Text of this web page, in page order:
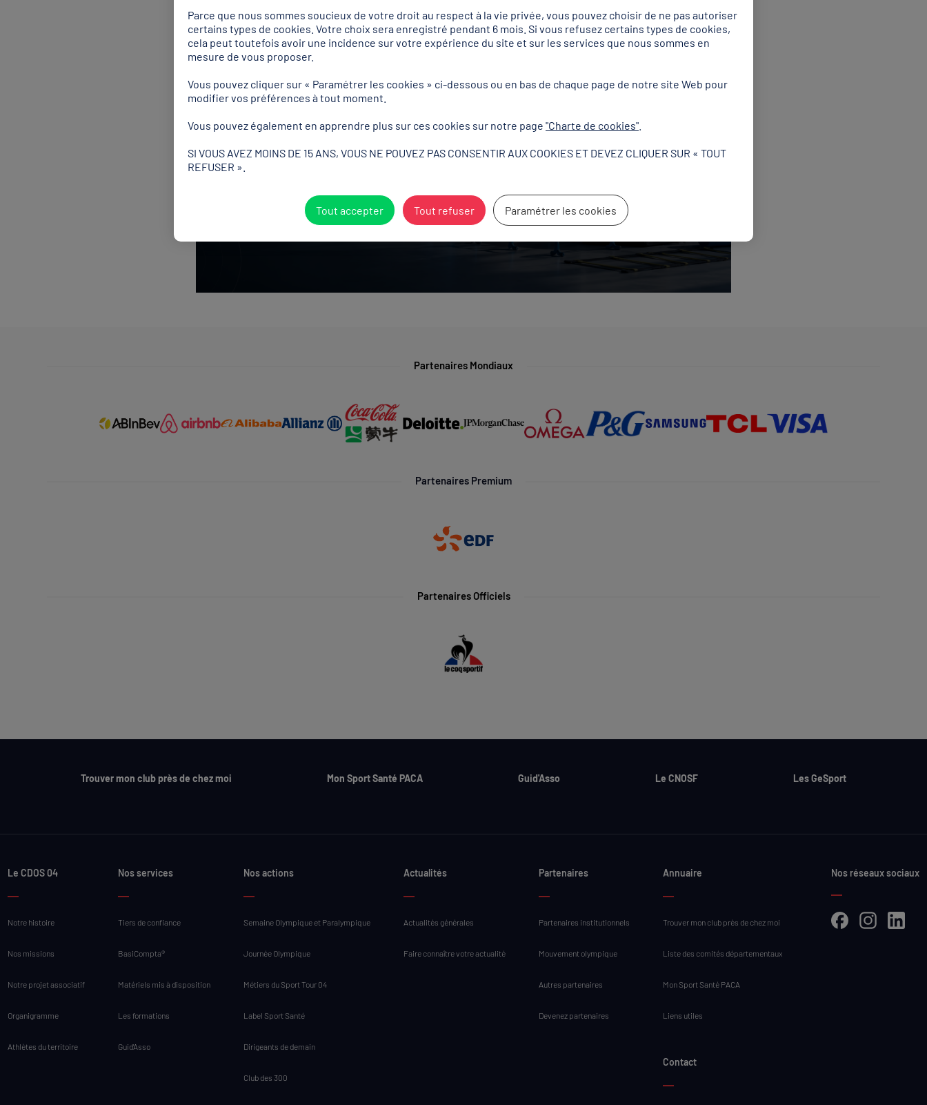
Une convention de prêt est signée à chaque emprunt.
Besoin de matériel pour votre
Réserver du matériel ici
Partenaires Mondiaux
Partenaires Premium
Partenaires Officiels
Trouver mon club près de chez moi Mon Sport Santé PACA Guid'Asso Le CNOSF Les GeSport
Le CDOS 04
Notre histoire
Nos missions
Notre projet associatif
Organigramme
Athlètes du territoire
Nos services
Tiers de confiance
BasiCompta®
Matériels mis à disposition
Les formations
Guid'Asso
Nos actions
Semaine Olympique et Paralympique
Journée Olympique
Métiers du Sport Tour 04
Label Sport Santé
Dirigeants de demain
Club des 300
Actualités
Actualités générales
Faire connaître votre actualité
Partenaires
Partenaires institutionnels
Mouvement olympique
Autres partenaires
Devenez partenaires
Annuaire
Trouver mon club près de chez moi
Liste des comités départementaux
Mon Sport Santé PACA
Liens utiles
Contact
Nos réseaux sociaux
FacebookInstagramLinkedIn
Parce que nous sommes soucieux de votre droit au respect à la vie privée, vous pouvez choisir de ne pas autoriser
certains types de cookies. Votre choix sera enregistré pendant 6 mois. Si vous refusez certains types de cookies,
cela peut toutefois avoir une incidence sur votre expérience du site et sur les services que nous sommes en
mesure de vous proposer.
Vous pouvez cliquer sur « Paramétrer les cookies » ci-dessous ou en bas de chaque page de notre site Web pour
modifier vos préférences à tout moment.
Vous pouvez également en apprendre plus sur ces cookies sur notre page "Charte de cookies"
SI VOUS AVEZ MOINS DE 15 ANS, VOUS NE POUVEZ PAS CONSENTIR AUX COOKIES ET DEVEZ CLIQUER SUR « TOUT
REFUSER ».
Tout accepter Tout refuser Paramétrer les cookies